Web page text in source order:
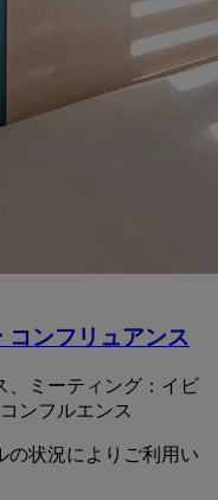
コンフリュアンス
、ミーティング：イビ
ンフルエンス
の状況によりご利用い